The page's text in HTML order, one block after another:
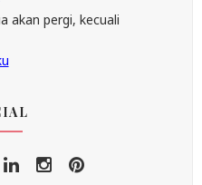
akan pergi, kecuali